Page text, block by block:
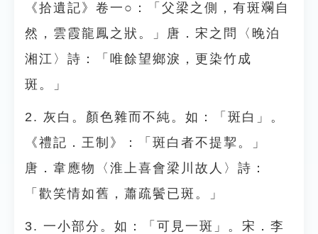
《拾遺記》卷一○：「父梁之側，有斑斕自
然，雲霞龍鳳之狀。」唐．宋之問〈晚泊
湘江〉詩：「唯餘望鄉淚，更染竹成
斑。」
2. 灰白。顏色雜而不純。如：「斑白」。
《禮記．王制》：「斑白者不提挈。」
唐．韋應物〈淮上喜會梁川故人〉詩：
「歡笑情如舊，蕭疏鬢已斑。」
3. 一小部分。如：「可見一斑」。宋．李